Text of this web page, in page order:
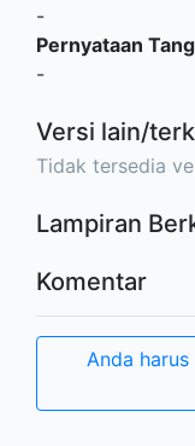
-
Pernyataan
-
Versi lain/
Tidak tersedia
Lampiran
Komentar
Anda